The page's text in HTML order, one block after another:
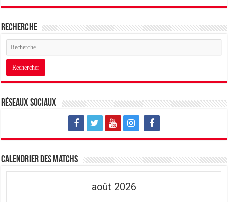
Recherche
Réseaux sociaux
Calendrier des matchs
août 2026